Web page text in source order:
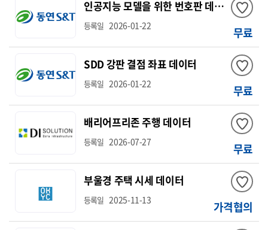
인공지능 모델을 위한 번호판 데이터
등록일 2026-01-22 무료
SDD 강판 결점 좌표 데이터
등록일 2026-01-22 무료
배리어프리존 주행 데이터
등록일 2026-07-27 무료
부울경 주택 시세 데이터
등록일 2025-11-13 가격협의